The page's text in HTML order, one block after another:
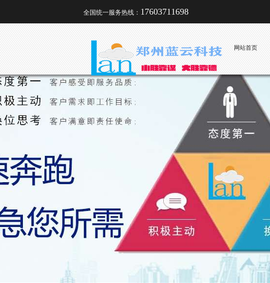
全国统一服务热线： 17603711698
网站首页